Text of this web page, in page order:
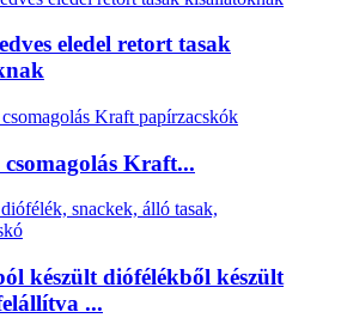
eledel retort tasak
Kraft...
készült diófélékből készült
...